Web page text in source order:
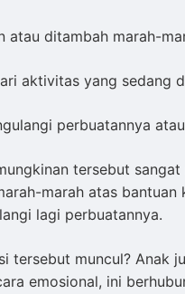
atau ditambah marah-
aktivitas yang sedang
perbuatannya
tersebut
marah atas
lagi perbuatannya.
tersebut muncul? Anak
emosional, ini